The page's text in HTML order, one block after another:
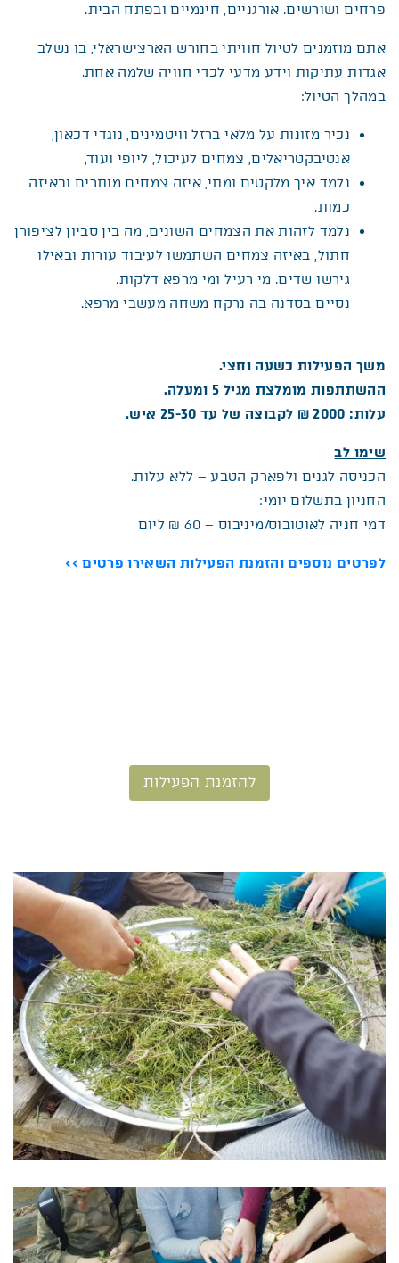
פרחים ושורשים. אורגניים, חינמיים ובפתח הבית.
אתם מוזמנים לטיול חוויתי בחורש הארצישראלי, בו נשלב
אגדות עתיקות וידע מדעי לכדי חוויה שלמה אחת.
במהלך הטיול:
נכיר מזונות על מלאי ברזל וויטמינים, נוגדי דכאון,
אנטיבקטריאלים, צמחים לעיכול, ליופי ועוד,
נלמד איך מלקטים ומתי, איזה צמחים מותרים ובאיזה
כמות.
נלמד לזהות את הצמחים השונים, מה בין סביון לציפורן
חתול, באיזה צמחים השתמשו לעיבוד עורות ובאילו
גירשו שדים. מי רעיל ומי מרפא דלקות.
נסיים בסדנה בה נרקח משחה מעשבי מרפא.
משך הפעילות כשעה וחצי.
ההשתתפות מומלצת מגיל 5 ומעלה.
עלות: 2000 ₪ לקבוצה של עד 25-30 איש.
שימו לב
הכניסה לגנים ולפארק הטבע – ללא עלות.
החניון בתשלום יומי:
דמי חניה לאוטובוס/מיניבוס – 60 ₪ ליום
לפרטים נוספים והזמנת הפעילות השאירו פרטים >>
להזמנת הפעילות